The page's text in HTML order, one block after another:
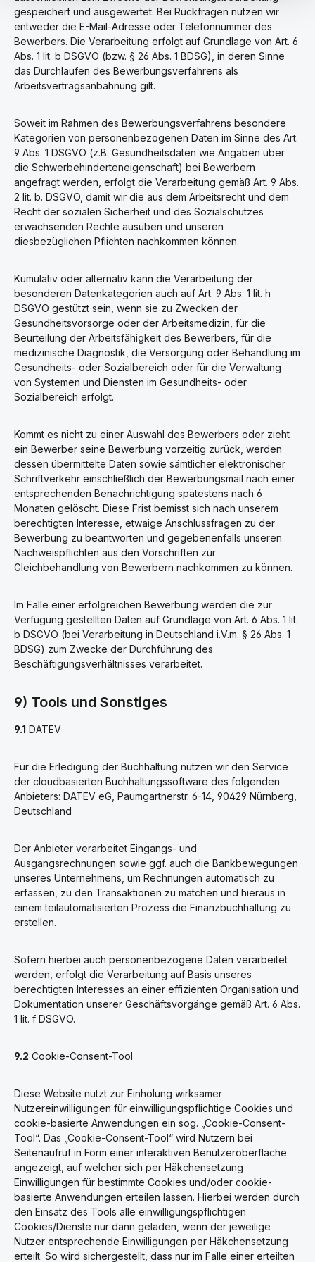
gespeichert und ausgewertet. Bei Rückfragen nutzen wir
entweder die E-Mail-Adresse oder Telefonnummer des
Bewerbers. Die Verarbeitung erfolgt auf Grundlage von Art. 6
Abs. 1 lit. b DSGVO (bzw. § 26 Abs. 1 BDSG), in deren Sinne
das Durchlaufen des Bewerbungsverfahrens als
Arbeitsvertragsanbahnung gilt.
Soweit im Rahmen des Bewerbungsverfahrens besondere
Kategorien von personenbezogenen Daten im Sinne des Art.
9 Abs. 1 DSGVO (z.B. Gesundheitsdaten wie Angaben über
die Schwerbehinderteneigenschaft) bei Bewerbern
angefragt werden, erfolgt die Verarbeitung gemäß Art. 9 Abs.
2 lit. b. DSGVO, damit wir die aus dem Arbeitsrecht und dem
Recht der sozialen Sicherheit und des Sozialschutzes
erwachsenden Rechte ausüben und unseren
diesbezüglichen Pflichten nachkommen können.
Kumulativ oder alternativ kann die Verarbeitung der
besonderen Datenkategorien auch auf Art. 9 Abs. 1 lit. h
DSGVO gestützt sein, wenn sie zu Zwecken der
Gesundheitsvorsorge oder der Arbeitsmedizin, für die
Beurteilung der Arbeitsfähigkeit des Bewerbers, für die
medizinische Diagnostik, die Versorgung oder Behandlung im
Gesundheits- oder Sozialbereich oder für die Verwaltung
von Systemen und Diensten im Gesundheits- oder
Sozialbereich erfolgt.
Kommt es nicht zu einer Auswahl des Bewerbers oder zieht
ein Bewerber seine Bewerbung vorzeitig zurück, werden
dessen übermittelte Daten sowie sämtlicher elektronischer
Schriftverkehr einschließlich der Bewerbungsmail nach einer
entsprechenden Benachrichtigung spätestens nach 6
Monaten gelöscht. Diese Frist bemisst sich nach unserem
berechtigten Interesse, etwaige Anschlussfragen zu der
Bewerbung zu beantworten und gegebenenfalls unseren
Nachweispflichten aus den Vorschriften zur
Gleichbehandlung von Bewerbern nachkommen zu können.
Im Falle einer erfolgreichen Bewerbung werden die zur
Verfügung gestellten Daten auf Grundlage von Art. 6 Abs. 1 lit.
b DSGVO (bei Verarbeitung in Deutschland i.V.m. § 26 Abs. 1
BDSG) zum Zwecke der Durchführung des
Beschäftigungsverhältnisses verarbeitet.
9) Tools und Sonstiges
9.1 DATEV
Für die Erledigung der Buchhaltung nutzen wir den Service
der cloudbasierten Buchhaltungssoftware des folgenden
Anbieters: DATEV eG, Paumgartnerstr. 6-14, 90429 Nürnberg,
Deutschland
Der Anbieter verarbeitet Eingangs- und
Ausgangsrechnungen sowie ggf. auch die Bankbewegungen
unseres Unternehmens, um Rechnungen automatisch zu
erfassen, zu den Transaktionen zu matchen und hieraus in
einem teilautomatisierten Prozess die Finanzbuchhaltung zu
erstellen.
Sofern hierbei auch personenbezogene Daten verarbeitet
werden, erfolgt die Verarbeitung auf Basis unseres
berechtigten Interesses an einer effizienten Organisation und
Dokumentation unserer Geschäftsvorgänge gemäß Art. 6 Abs.
1 lit. f DSGVO.
9.2 Cookie-Consent-Tool
Diese Website nutzt zur Einholung wirksamer
Nutzereinwilligungen für einwilligungspflichtige Cookies und
cookie-basierte Anwendungen ein sog. „Cookie-Consent-
Tool“. Das „Cookie-Consent-Tool“ wird Nutzern bei
Seitenaufruf in Form einer interaktiven Benutzeroberfläche
angezeigt, auf welcher sich per Häkchensetzung
Einwilligungen für bestimmte Cookies und/oder cookie-
basierte Anwendungen erteilen lassen. Hierbei werden durch
den Einsatz des Tools alle einwilligungspflichtigen
Cookies/Dienste nur dann geladen, wenn der jeweilige
Nutzer entsprechende Einwilligungen per Häkchensetzung
erteilt. So wird sichergestellt, dass nur im Falle einer erteilten